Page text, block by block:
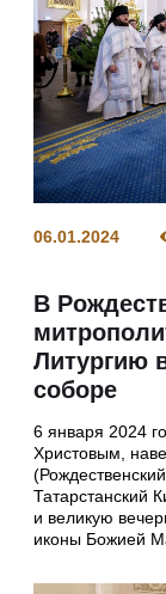
06.01.2024
В
Литургию
соборе
6 января 2024
Христовым,
Татарстанский
и великую
иконы Божией